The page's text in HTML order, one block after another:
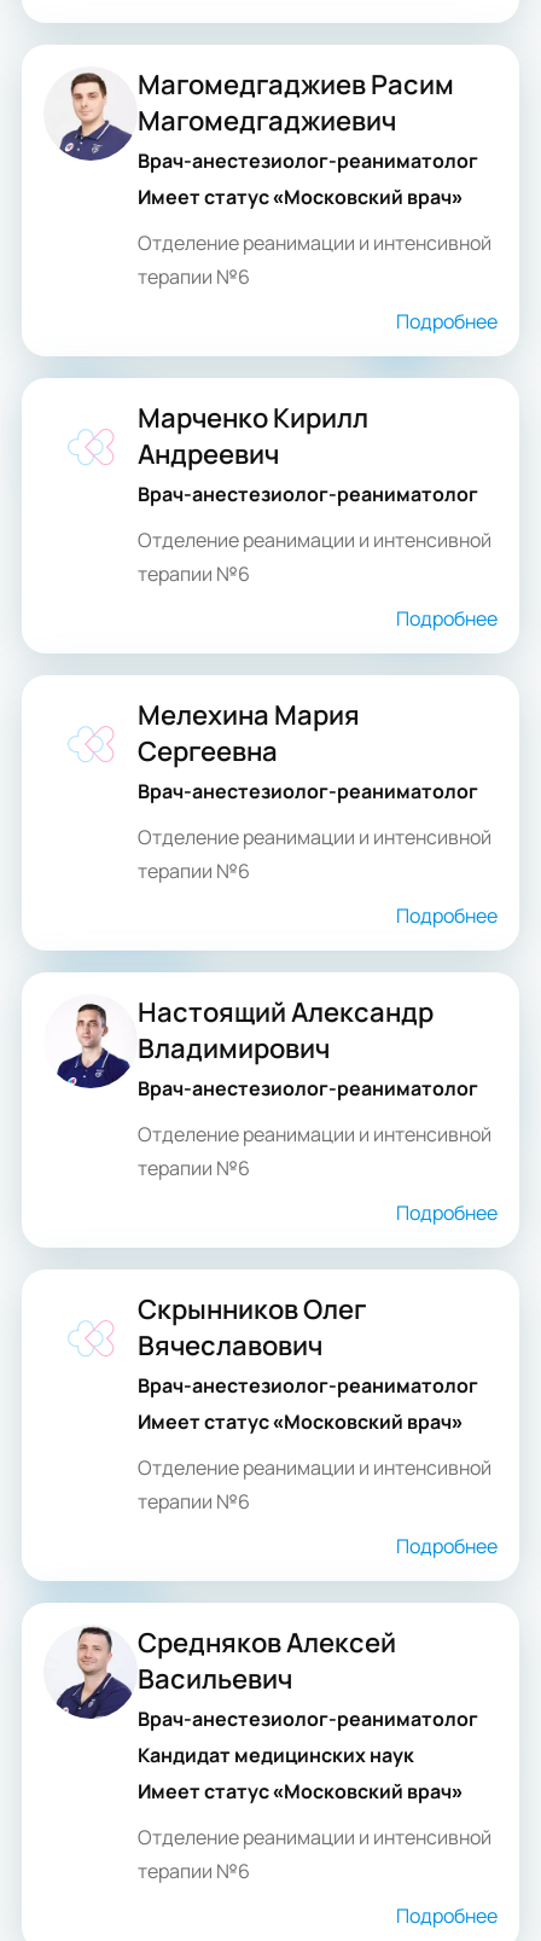
Магомедгаджиев Расим
Магомедгаджиевич
Врач-анестезиолог-реаниматолог
Имеет статус «Московский врач»
Отделение реанимации и интенсивной
терапии №6
Подробнее
Марченко Кирилл
Андреевич
Врач-анестезиолог-реаниматолог
Отделение реанимации и интенсивной
терапии №6
Подробнее
Мелехина Мария
Сергеевна
Врач-анестезиолог-реаниматолог
Отделение реанимации и интенсивной
терапии №6
Подробнее
Настоящий Александр
Владимирович
Врач-анестезиолог-реаниматолог
Отделение реанимации и интенсивной
терапии №6
Подробнее
Скрынников Олег
Вячеславович
Врач-анестезиолог-реаниматолог
Имеет статус «Московский врач»
Отделение реанимации и интенсивной
терапии №6
Подробнее
Средняков Алексей
Васильевич
Врач-анестезиолог-реаниматолог
Кандидат медицинских наук
Имеет статус «Московский врач»
Отделение реанимации и интенсивной
терапии №6
Подробнее